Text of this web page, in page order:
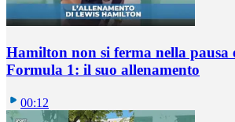
Hamilton non si ferma nella pausa
Formula 1: il suo allenamento
00:12